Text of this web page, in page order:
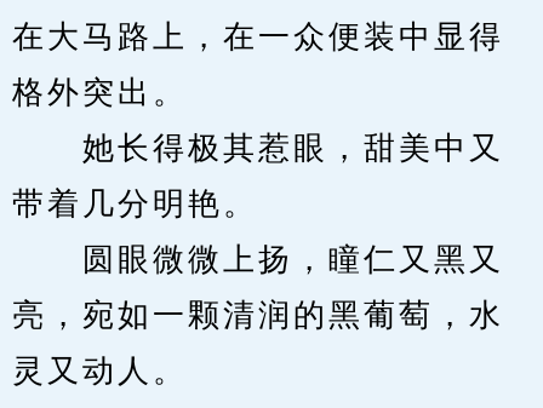
在大马路上，在一众便装中显得
格外突出。
她长得极其惹眼，甜美中又
带着几分明艳。
圆眼微微上扬，瞳仁又黑又
亮，宛如一颗清润的黑葡萄，水
灵又动人。